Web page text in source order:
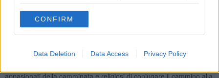
CONFIRM
Data Deletion Data Access Privacy Policy
Progetto per la via Medicea
analogo per la partecipazione al bando regionale: "Oltre a rivestire
un ruolo importante nel turismo dedicato alla camminata in sé,
essendo il 2021 proprio l' anno Santo jacopeoe a Pistoia infatti
appasionati della camminata e religiosi di coniugare il cammino alla